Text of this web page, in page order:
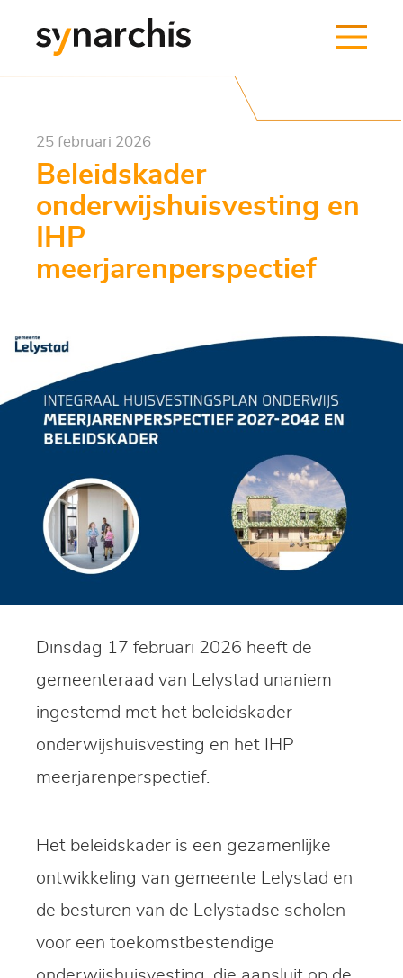
25 februari 2026
Beleidskader
onderwijshuisvesting en
IHP
meerjarenperspectief
Dinsdag 17 februari 2026 heeft de
gemeenteraad van Lelystad unaniem
ingestemd met het beleidskader
onderwijshuisvesting en het IHP
meerjarenperspectief.
Het beleidskader is een gezamenlijke
ontwikkeling van gemeente Lelystad en
de besturen van de Lelystadse scholen
voor een toekomstbestendige